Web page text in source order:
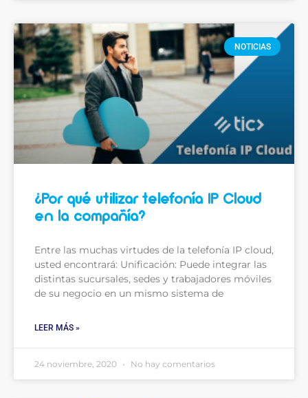
NOTICIAS
¿Por qué utilizar telefonía IP Cloud
en la compañía?
Entre las muchas virtudes de la telefonía IP cloud,
usted encontrará: Unificación: Puede integrar las
distintas sucursales, sedes y trabajadores móviles
de su negocio en un mismo sistema de
LEER MÁS »
24 noviembre, 2020 No hay comentarios